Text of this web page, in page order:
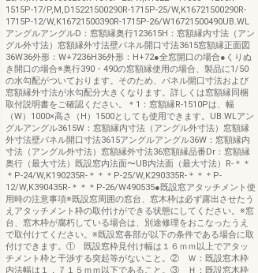
1515P-17/P,M,D15221500290R-1715P-25/W,K16721500290R-
1715P-12/W,K16721500390R-1715P-26/W16721500490UB.WL
アングルアングルD：窓額縁奥行123615H：窓額縁内寸法（アン
グル外寸法）窓額縁外寸法壁パネル開口寸法3615窓額縁正面図
36W36外形：W+7236H36外形：H+72●全窓開口の場合●くりぬ
き開口の場合※奥行390・490の窓額縁使用の場合、製品に1/50
の水勾配がついております。そのため、パネル開口寸法および
窓額縁外寸法が水勾配分大きくなります。詳しくは窓額縁同梱
取付説明書をご確認ください。＊1：窓額縁R-1510Pは、幅
（W）1000×高さ（H）1500としても使用できます。UB.WLアン
グルアングル3615W：窓額縁内寸法（アングル外寸法）窓額縁
外寸法壁パネル開口寸法3615アングルアングル36W：窓額縁内
寸法（アングル外寸法）窓額縁外寸法36窓額縁品番Dr：窓額縁
奥行（最大寸法）既設窓内法面〜UB内法面（最大寸法）R-＊＊
＊P-24/W,K190235R-＊＊＊P-25/W,K290335R-＊＊＊P-
12/W,K390435R-＊＊＊P-26/W490535●既設窓アタッチメント使
用時の注意事項※既設窓周囲の窓台、窓木枠は必ず露出させたう
えアタッチメント枠の取付けができる状態にしてください。※窓
台、窓木枠が腐朽している場合は、別途修理をおこなったうえ
で取付けてください。※既設窓各部が以下の条件である場合に取
付けできます。① 既設窓枠見付け幅は１６ｍｍ以上でアタッ
チメント枠と干渉する突起等がないこと。② Ｗ：既設窓木枠
内法幅は１，７１５ｍｍ以下であること。③ Ｈ：既設窓木枠